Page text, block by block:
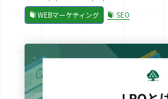
WEBマーケティング
SEO